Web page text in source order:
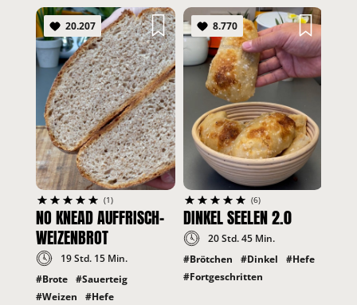
20.207
(1)
NO KNEAD AUFFRISCH-
WEIZENBROT
19 Std. 15 Min.
#Brote #Sauerteig
#Weizen
#Hefe
8.770
(6)
DINKEL SEELEN 2.0
20 Std. 45 Min.
#Brötchen
#Dinkel
#Hefe
#Fortgeschritten